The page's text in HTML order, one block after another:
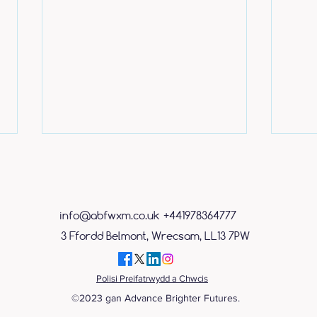
Cynorthwyydd Siop Gofalgar
wedi ei gwobrwyo â lle am
ddim ar gwrs iechyd meddwl
info@abfwxm.co.uk +441978364777
3 Ffordd Belmont, Wrecsam, LL13 7PW
Polisi Preifatrwydd a Chwcis
©2023 gan Advance Brighter Futures.